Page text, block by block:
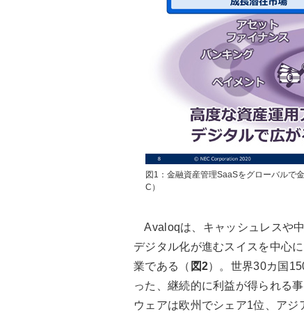
図1：金融資産管理SaaSをグローバルで
C）
Avaloqは、キャッシュレスや
デジタル化が進むスイスを中心
業である（ 図2）。世界30カ国
った、継続的に利益が得られる
ウェアは欧州でシェア1位、アジ